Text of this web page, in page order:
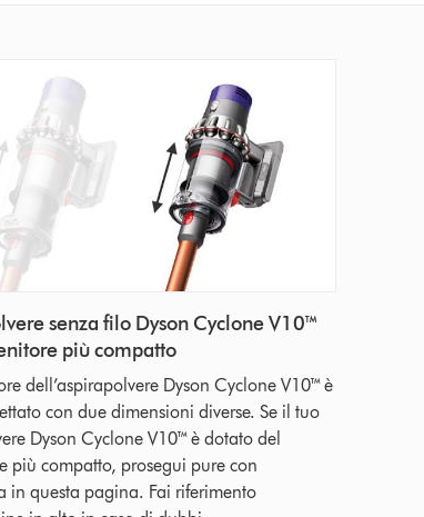
senza filo Dyson Cyclone V10™
più compatto
dell’aspirapolvere Dyson Cyclone V10™ è
con due dimensioni diverse. Se il tuo
Dyson Cyclone V10™ è dotato del
più compatto, prosegui pure con
in questa pagina. Fai riferimento